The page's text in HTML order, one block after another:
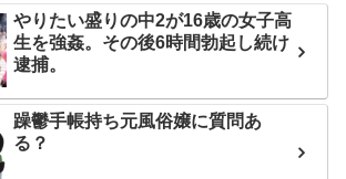
やりたい盛りの中2が16歳の女子高
生を強姦。その後6時間勃起し続け
逮捕。
躁鬱手帳持ち元風俗嬢に質問あ
る？